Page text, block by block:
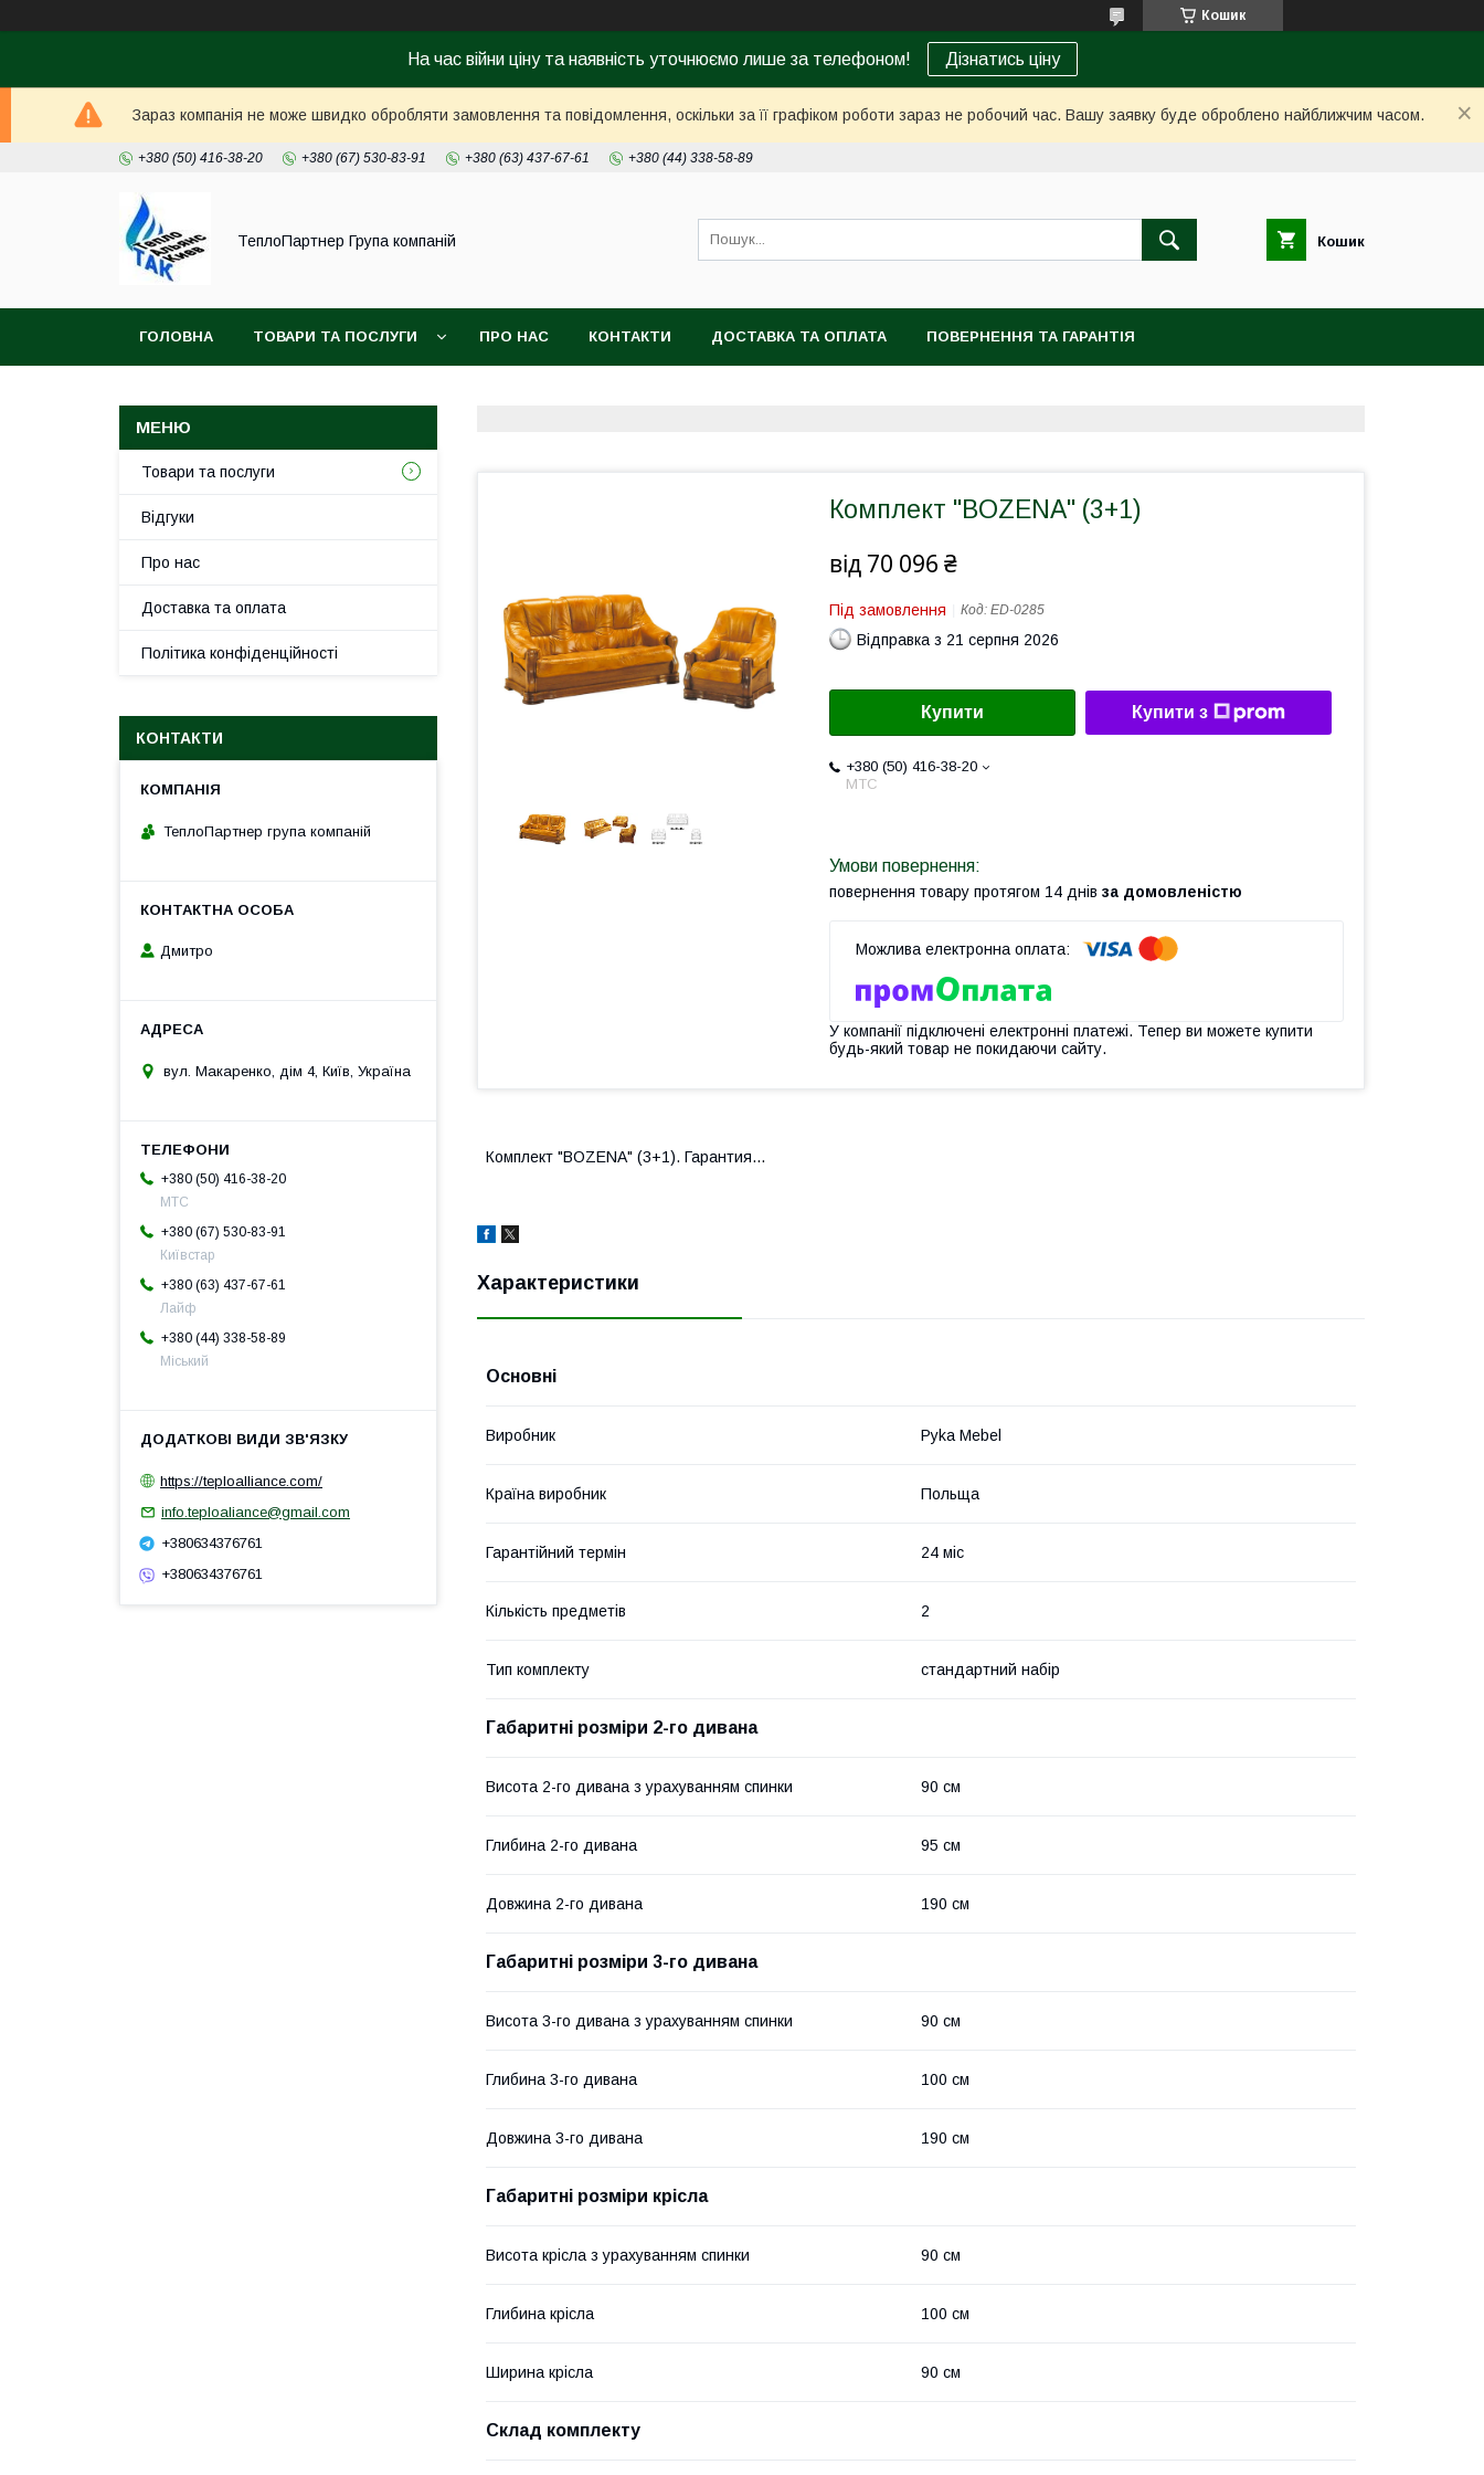
Кошик
На час війни ціну та наявність уточнюємо лише за телефоном! Дізнатись ціну
Зараз компанія не може швидко обробляти замовлення та повідомлення, оскільки за її графіком роботи зараз не робочий час. Вашу заявку буде оброблено найближчим часом.
+380 (50) 416-38-20 +380 (67) 530-83-91 +380 (63) 437-67-61 +380 (44) 338-58-89
ТеплоПартнер Група компаній Кошик
ГОЛОВНА ТОВАРИ ТА ПОСЛУГИ ПРО НАС КОНТАКТИ ДОСТАВКА ТА ОПЛАТА ПОВЕРНЕННЯ ТА ГАРАНТІЯ
Комплект "BOZENA" (3+1)
від 70 096 ₴
Під замовлення Код: ED-0285
Відправка з 21 серпня 2026
Купити Купити з
+380 (50) 416-38-20
МТС
повернення товару протягом 14 днів за домовленістю
У компанії підключені електронні платежі. Тепер ви можете купити
будь-який товар не покидаючи сайту.
Комплект "BOZENA" (3+1). Гарантия...
Характеристики
Основні
Виробник Pyka Mebel
Країна виробник Польща
Гарантійний термін 24 міс
Кількість предметів 2
Тип комплекту стандартний набір
Габаритні розміри 2-го дивана
Висота 2-го дивана з урахуванням спинки 90 см
Глибина 2-го дивана 95 см
Довжина 2-го дивана 190 см
Габаритні розміри 3-го дивана
Висота 3-го дивана з урахуванням спинки 90 см
Глибина 3-го дивана 100 см
Довжина 3-го дивана 190 см
Габаритні розміри крісла
Висота крісла з урахуванням спинки 90 см
Глибина крісла 100 см
Ширина крісла 90 см
Склад комплекту
Товари та послуги
Відгуки
Про нас
Доставка та оплата
Політика конфіденційності
КОНТАКТИ
ТеплоПартнер група компаній
Дмитро
вул. Макаренко, дім 4, Київ, Україна
+380 (50) 416-38-20
МТС
+380 (67) 530-83-91
Київстар
+380 (63) 437-67-61
Лайф
+380 (44) 338-58-89
Міський
https://teploalliance.com/
info.teploaliance@gmail.com
+380634376761
+380634376761